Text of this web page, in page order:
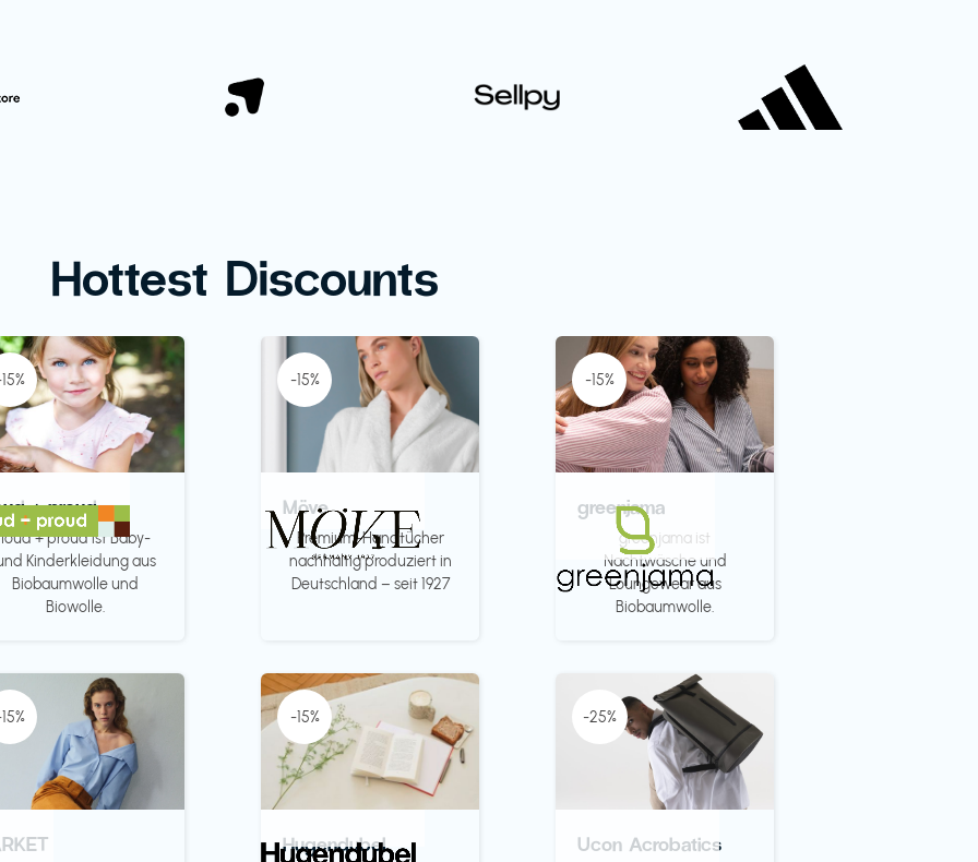
Hottest Discounts
+ proud
loud + proud ist Baby-
Kinderkleidung aus
Biobaumwolle und
Biowolle.
-15%
Möve
Premium-Handtücher
nachhaltig produziert in
Deutschland – seit 1927
-15%
greenjama
greenjama ist
Nachtwäsche und
Loungewear aus
Biobaumwolle.
-15%
Hugendubel
-25%
Ucon Acrobatics